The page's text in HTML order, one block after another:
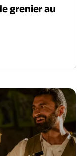
grenier au